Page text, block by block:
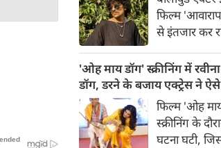
फिल्म
से इंतजार कर
दर्शकों का
ट्रेलर में जितना
रहे उतना ही
स्पेस मिला है।
'ओह माय डॉग' स्क्रीनिंग में
डॉग, डरने के बजाय एक्ट्रेस ने ऐसे
फिल्म 'ओह
स्क्रीनिंग के
घटना घटी,